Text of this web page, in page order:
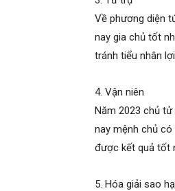
Về phương diện
nay gia chủ tốt
tránh tiểu nhân
4. Vận niên
Năm 2023 chủ
nay mệnh chủ
được kết quả tốt
5. Hóa giải sao